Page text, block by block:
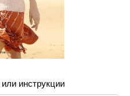
инструкции